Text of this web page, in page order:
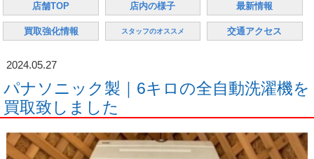
店舗TOP 店内の様子 最新情報
買取強化情報 スタッフのオススメ 交通アクセス
2024.05.27
パナソニック製｜6キロの全自動洗濯機を
買取致しました